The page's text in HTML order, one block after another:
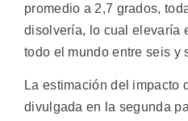
promedio a 2,7 grados,
disolvería, lo cual elevaría
todo el mundo entre seis y
La estimación del impacto
divulgada en la segunda